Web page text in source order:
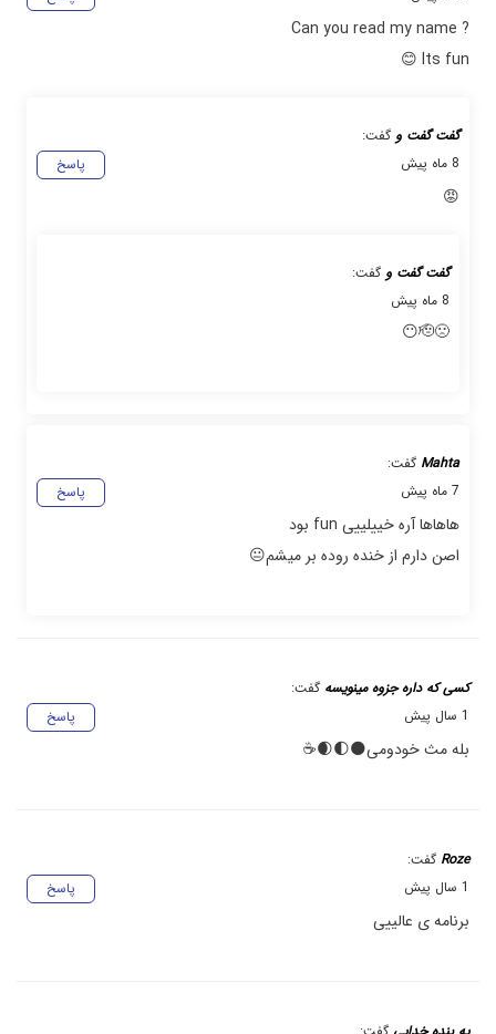
? Can you read my name
Its fun 😊
گفت گفت و گفت:
پاسخ
8 ماه پیش
😡
گفت گفت و گفت:
8 ماه پیش
🙁🫡😶
Mahta گفت:
پاسخ
7 ماه پیش
هاهاها آره خییلییی fun بود
اصن دارم از خنده روده بر میشم😐
کسی که داره جزوه مینویسه گفت:
پاسخ
1 سال پیش
بله مث خودومی🌑🌓🌒☕️
Roze گفت:
پاسخ
1 سال پیش
برنامه ی عالییی